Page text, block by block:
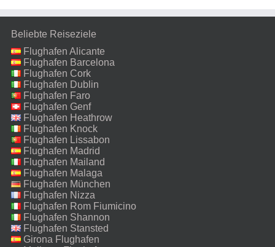
Beliebte Reiseziele
Flughafen Alicante
Flughafen Barcelona
Flughafen Cork
Flughafen Dublin
Flughafen Faro
Flughafen Genf
Flughafen Heathrow
Flughafen Knock
Flughafen Lissabon
Flughafen Madrid
Flughafen Mailand
Malpensa
Flughafen Malaga
Flughafen München
Flughafen Nizza
Flughafen Rom Fiumicino
Flughafen Shannon
Flughafen Stansted
Girona Flughafen